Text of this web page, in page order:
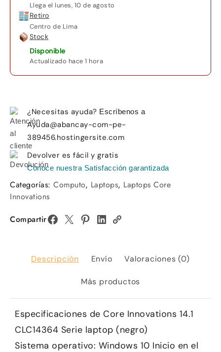
Llega el lunes, 10 de agosto
Retiro
Centro de Lima
Stock
Disponible
Actualizado hace 1 hora
¿Necesitas ayuda? Escríbenos a
Ayuda@abancay-com-pe-
389456.hostingersite.com
Devolver es fácil y gratis
Conoce nuestra Satisfacción garantizada
Categorías: Computo, Laptops, Laptops Core
Innovations
Compartir
Descripción Envío Valoraciones (0)
Más productos
Especificaciones de Core Innovations 14.1
CLC14364 Serie laptop (negro)
Sistema operativo: Windows 10 Inicio en el